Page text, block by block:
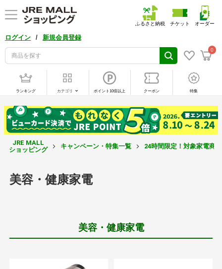
ログイン / 新規会員登録
0
ふるさと納税 チケット オーダー
ランキング カテゴリ ポイント10倍以上 クーポン 特集
JRE MALL
ショッピング
キャンペーン・特集一覧 24時間限定！対象家電商
美容・健康家電
美容・健康家電